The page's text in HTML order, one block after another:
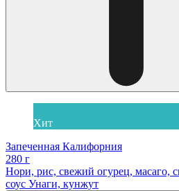
Хит
Запеченная Калифорния
280 г
Нори, рис, свежий огурец, масаго,
соус Унаги, кунжут